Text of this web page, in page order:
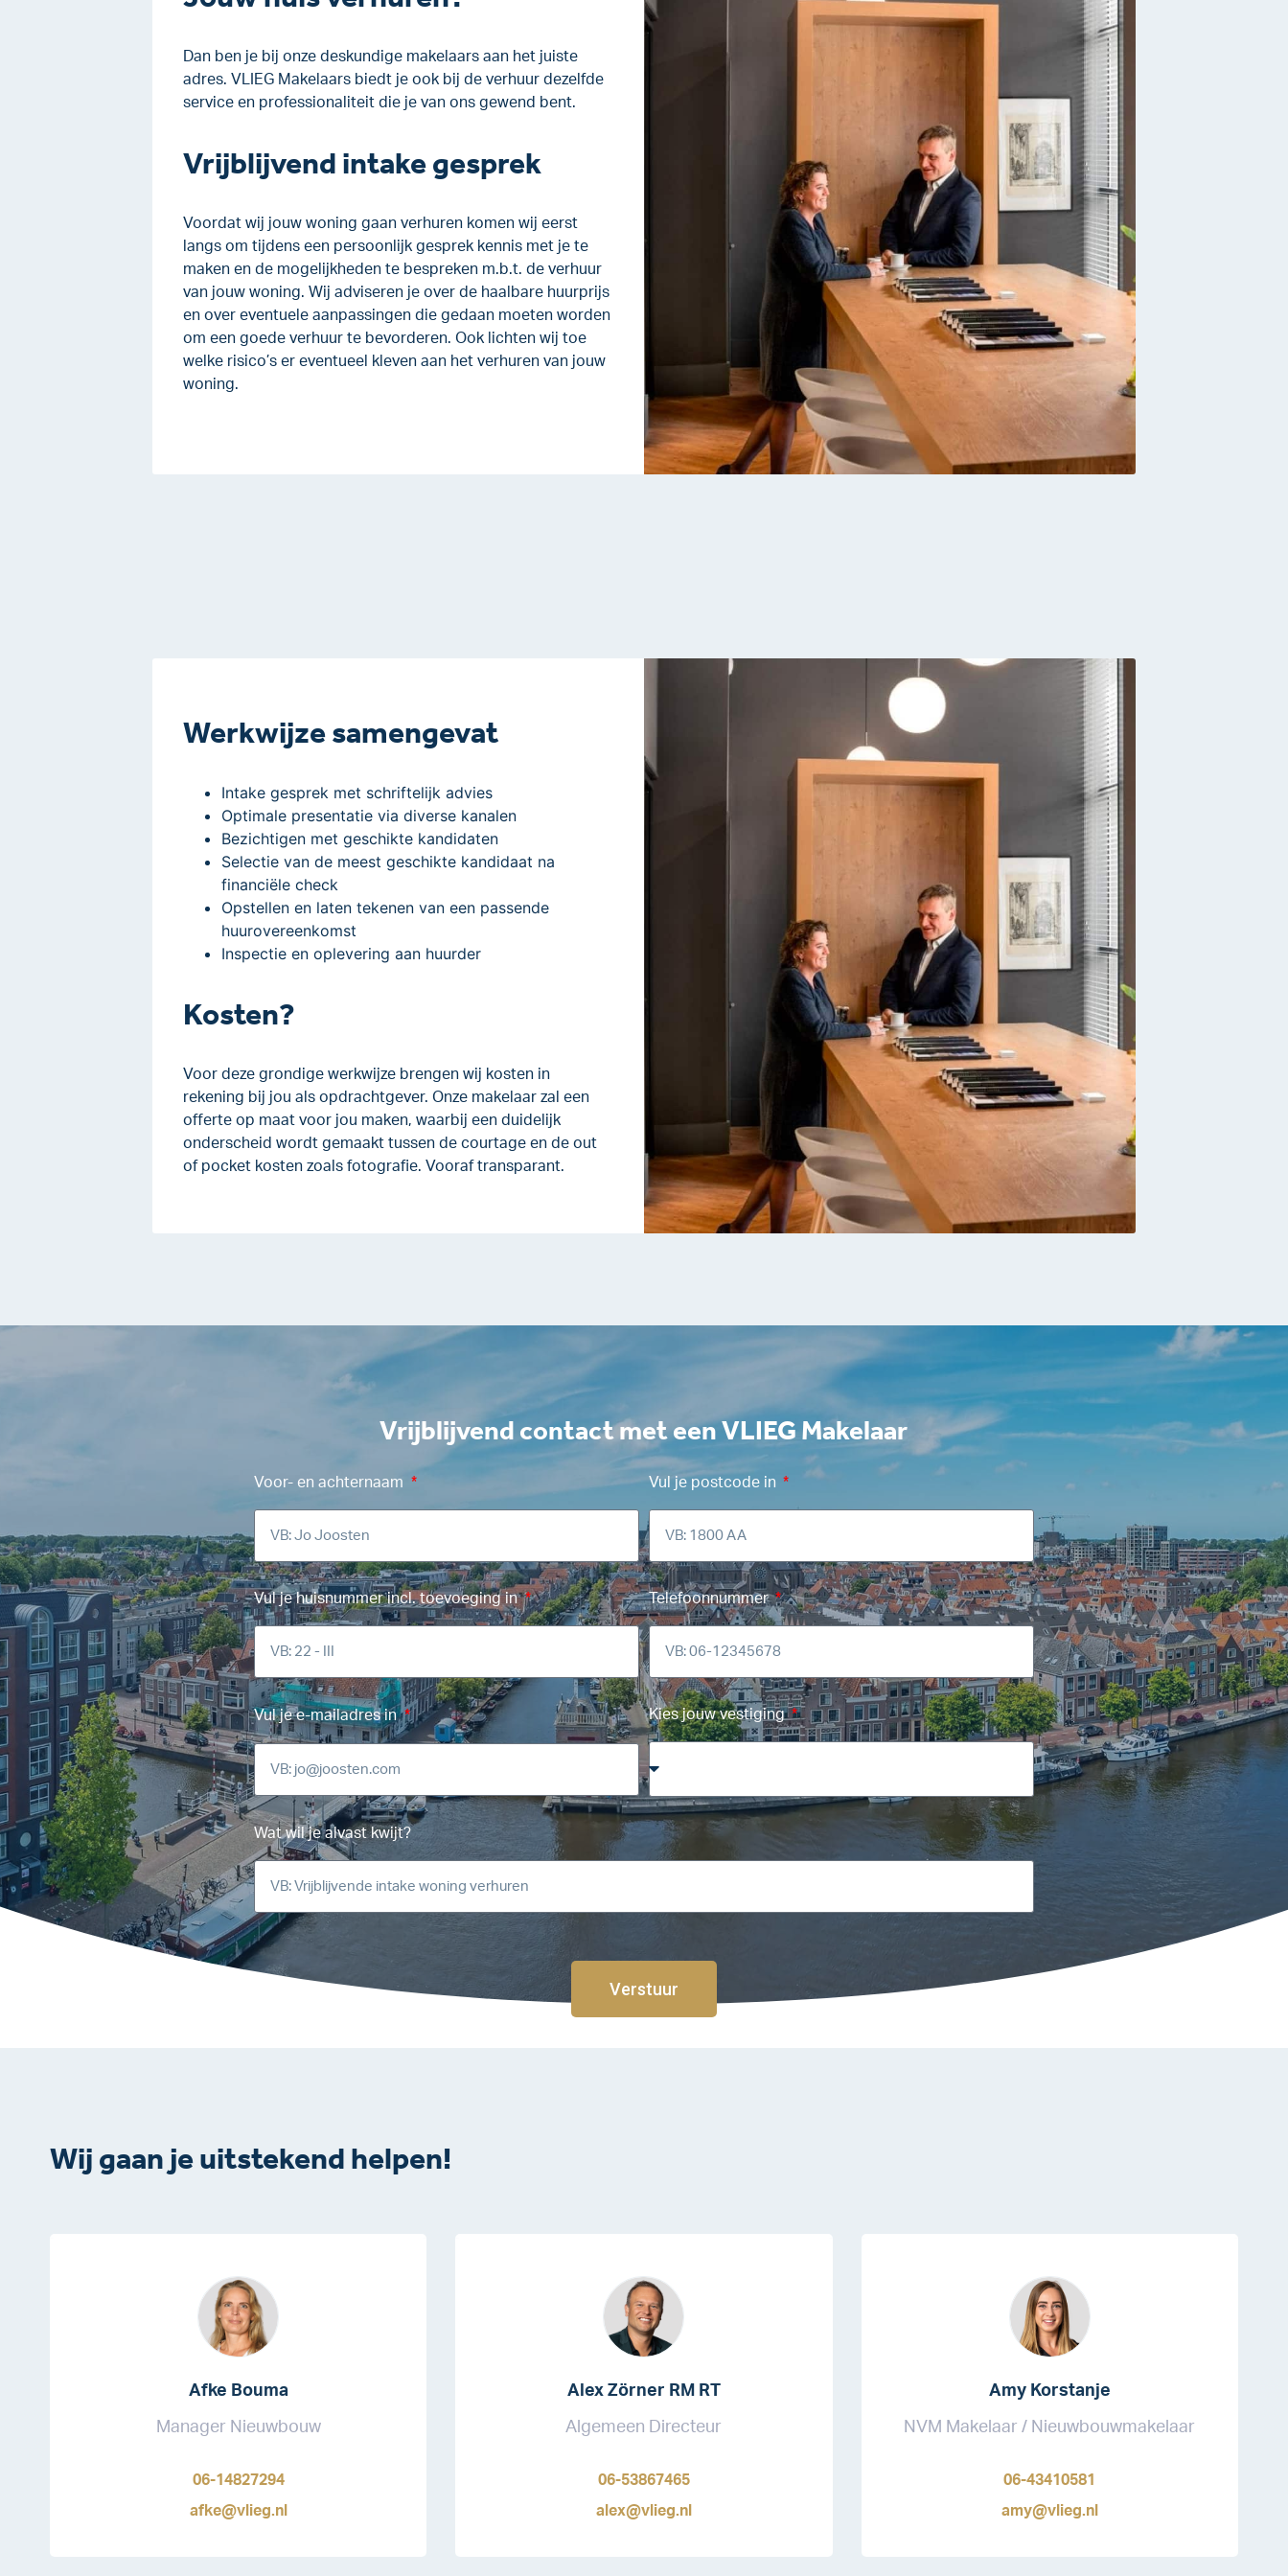
Dan ben je bij onze deskundige makelaars aan het juiste
adres. VLIEG Makelaars biedt je ook bij de verhuur dezelfde
service en professionaliteit die je van ons gewend bent.
Vrijblijvend intake gesprek
Voordat wij jouw woning gaan verhuren komen wij eerst
langs om tijdens een persoonlijk gesprek kennis met je te
maken en de mogelijkheden te bespreken m.b.t. de verhuur
van jouw woning. Wij adviseren je over de haalbare huurprijs
en over eventuele aanpassingen die gedaan moeten worden
om een goede verhuur te bevorderen. Ook lichten wij toe
welke risico’s er eventueel kleven aan het verhuren van jouw
woning.
Werkwijze samengevat
Intake gesprek met schriftelijk advies
Optimale presentatie via diverse kanalen
Bezichtigen met geschikte kandidaten
Selectie van de meest geschikte kandidaat na
financiële check
Opstellen en laten tekenen van een passende
huurovereenkomst
Inspectie en oplevering aan huurder
Kosten?
Voor deze grondige werkwijze brengen wij kosten in
rekening bij jou als opdrachtgever. Onze makelaar zal een
offerte op maat voor jou maken, waarbij een duidelijk
onderscheid wordt gemaakt tussen de courtage en de out
of pocket kosten zoals fotografie. Vooraf transparant.
Vrijblijvend contact met een VLIEG Makelaar
Voor- en achternaam Vul je postcode in
Vul je huisnummer incl. toevoeging in Telefoonnummer
Vul je e-mailadres in Kies jouw vestiging
Wat wil je alvast kwijt?
Verstuur
Wij gaan je uitstekend helpen!
Afke Bouma
Manager Nieuwbouw
06-14827294
afke@vlieg.nl
Alex Zörner RM RT
Algemeen Directeur
06-53867465
alex@vlieg.nl
Amy Korstanje
NVM Makelaar / Nieuwbouwmakelaar
06-43410581
amy@vlieg.nl